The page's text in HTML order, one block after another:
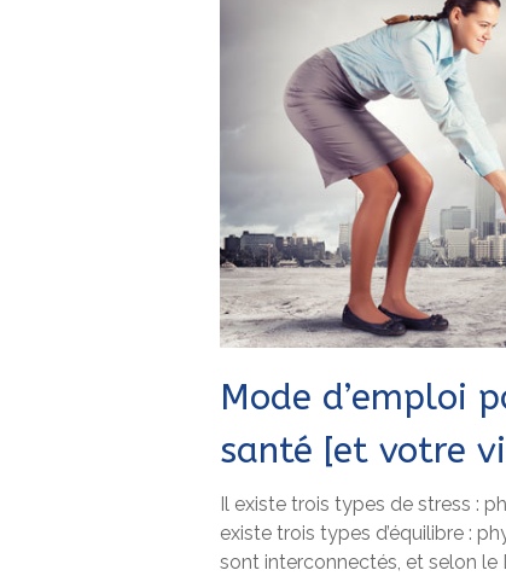
Mode d’emploi
santé [et votre
Il existe trois types de stress :
existe trois types d’équilibre :
sont interconnectés, et selon le